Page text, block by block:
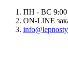
ПН - ВС
ON-LINE